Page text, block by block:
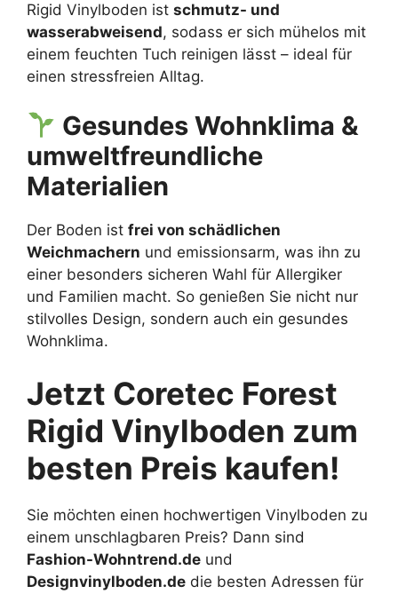
Rigid Vinylboden ist schmutz- und
wasserabweisend, sodass er sich mühelos mit
einem feuchten Tuch reinigen lässt – ideal für
einen stressfreien Alltag.
Gesundes Wohnklima &
umweltfreundliche
Materialien
Der Boden ist frei von schädlichen
Weichmachern und emissionsarm, was ihn zu
einer besonders sicheren Wahl für Allergiker
und Familien macht. So genießen Sie nicht nur
stilvolles Design, sondern auch ein gesundes
Wohnklima.
Jetzt Coretec Forest
Rigid Vinylboden zum
besten Preis kaufen!
Sie möchten einen hochwertigen Vinylboden zu
einem unschlagbaren Preis? Dann sind
Fashion-Wohntrend.de und
Designvinylboden.de die besten Adressen für